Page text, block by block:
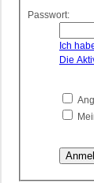
Passwort:
Ich
Die